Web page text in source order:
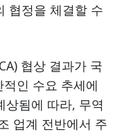
협정을 체결할 수
협상 결과가 국
인 수요 추세에
상됨에 따라, 무역
업계 전반에서 주